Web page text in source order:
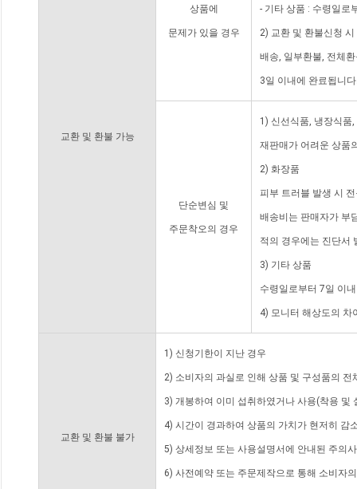
교환 및 환불 가능
상품에
문제가 있을 경우
- 기타 상품 : 수령일로
2) 교환 및 환불신청
배송, 일부환불, 전체
3일 이내에 완료됩니
단순변심 및
주문착오의 경우
1) 신선식품, 냉장식품
재판매가 어려운 상품
2) 화장품
피부 트러블 발생 시
배송비는 판매자가 부
적의 경우에는 진단서
3) 기타 상품
수령일로부터 7일 이
4) 모니터 해상도의 차
교환 및 환불 불가
1) 신청기한이 지난 경우
2) 소비자의 과실로 인해 상품 및 구성품의
3) 개봉하여 이미 섭취하였거나 사용(착용 및
4) 시간이 경과하여 상품의 가치가 현저히 감
5) 상세정보 또는 사용설명서에 안내된 주의
6) 사전예약 또는 주문제작으로 통해 소비자